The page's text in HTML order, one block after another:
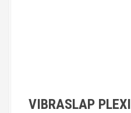
VIBRASLAP PLEXI